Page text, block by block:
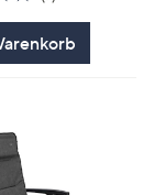
von
5